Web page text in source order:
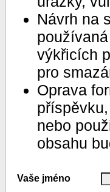
Návrh na
výkřicích
pro
Oprava
nebo
obsahu
Vaše jméno